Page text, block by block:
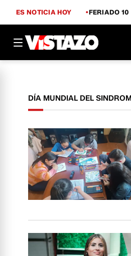
ES NOTICIA HOY FERIADO 10
DÍA MUNDIAL DEL